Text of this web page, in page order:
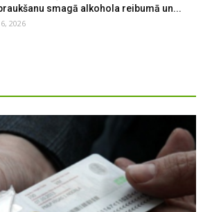
smagā alkohola reibumā un...
2026